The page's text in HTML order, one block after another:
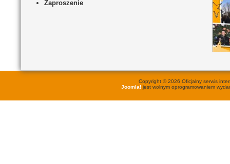
Zaproszenie
Copyright © 2026 Oficjalny serwis
Joomla!jest wolnym oprogramowaniem